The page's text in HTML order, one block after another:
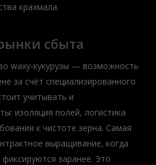
крахмала.
сбыта
waxy-кукурузы — возможность
за счёт специализированного
учитывать и
изоляция полей, логистика
к чистоте зерна. Самая
выращивание, когда
фиксируются заранее. Это